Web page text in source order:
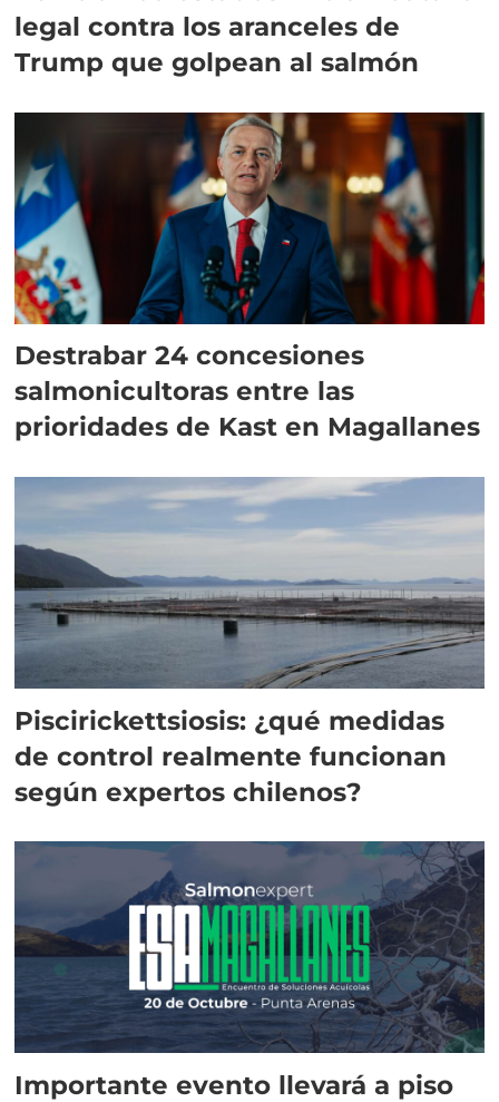
legal contra los aranceles de
Trump que golpean al salmón
Destrabar 24 concesiones
salmonicultoras entre las
prioridades de Kast en Magallanes
Piscirickettsiosis: ¿qué medidas
de control realmente funcionan
según expertos chilenos?
Importante evento llevará a piso